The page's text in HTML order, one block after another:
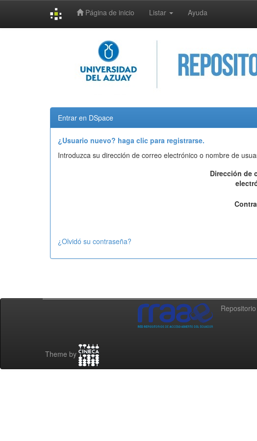
Página de inicio Listar Ayuda
Entrar en DSpace
¿Usuario nuevo? haga clic para registrarse.
Introduzca su dirección de correo electrónico o nombre de
Dirección de
¿Olvidó su contraseña?
Theme by